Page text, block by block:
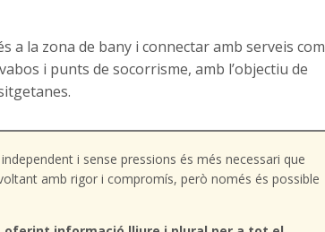
a la zona de bany i connectar amb serveis com
i punts de socorrisme, amb l’objectiu de
i sense pressions és més necessari que
amb rigor i compromís, però només és possible